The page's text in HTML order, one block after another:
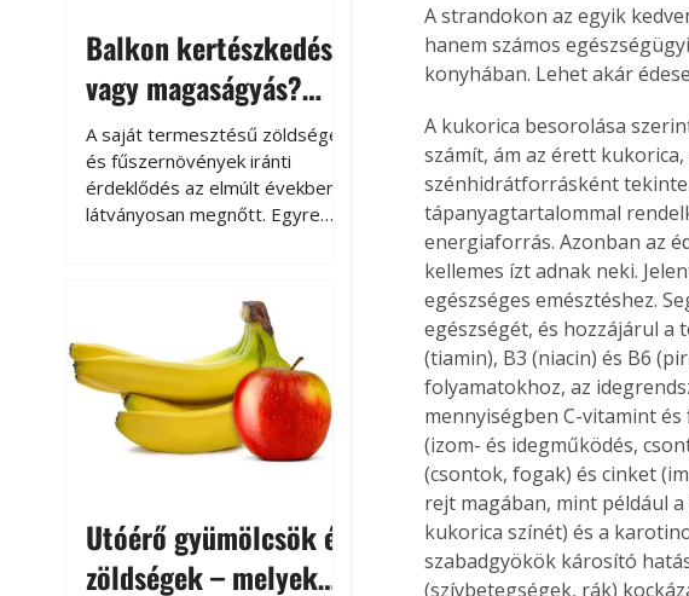
Balkon kertészkedés
vagy magaságyás?
Helytakarékos
kertészkedés
A saját termesztésű zöldségek
és fűszernövények iránti
érdeklődés az elmúlt években
látványosan megnőtt. Egyre
kertészkedés sokak számára
kikapcsolódást és feltöltődést
is jelent.
Utóérő gyümölcsök és
zöldségek – melyek
A strandokon az egyik
hanem számos
konyhában. Lehet akár
A kukorica besorolása
számít, ám az érett
szénhidrátforrásként
tápanyagtartalommal
energiaforrás. Azonban az
kellemes ízt adnak neki.
egészséges emésztéshez.
egészségét, és hozzájárul a
(tiamin), B3 (niacin) és B6
folyamatokhoz, az
mennyiségben C-vitamint
(izom- és idegműködés,
(csontok, fogak) és cinket
rejt magában, mint például
kukorica színét) és a
szabadgyökök károsító
(szívbetegségek, rák)